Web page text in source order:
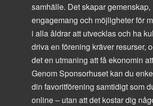
samhälle. Det skapar gemenskap,
engagemang och möjligheter för
i alla åldrar att utvecklas och ha
driva en förening kräver resurser,
det en utmaning att få ekonomin
Genom Sponsorhuset kan du
din favoritförening samtidigt som
online – utan att det kostar dig